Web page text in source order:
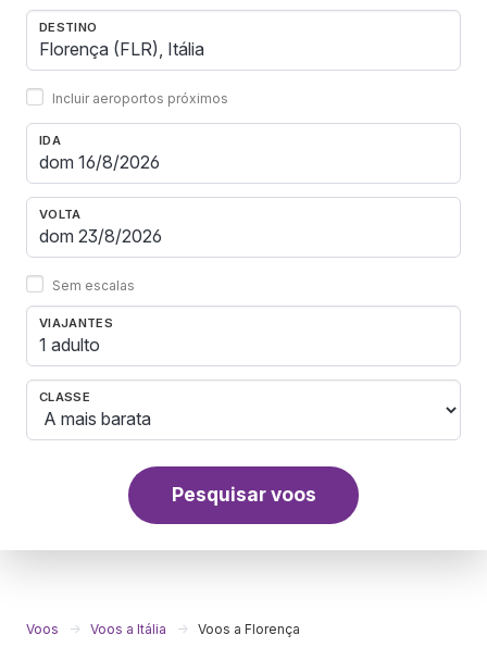
DESTINO
Incluir aeroportos próximos
IDA
VOLTA
Sem escalas
VIAJANTES
1 adulto
CLASSE
Pesquisar voos
Voos Voos a Itália Voos a Florença